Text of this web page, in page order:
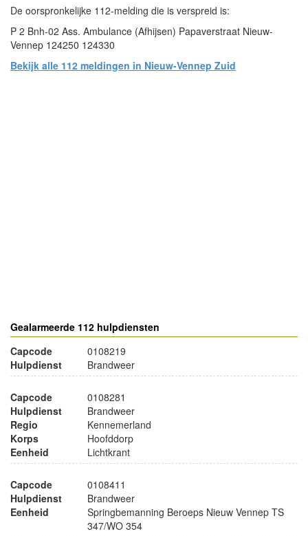
De oorspronkelijke 112-melding die is verspreid is:
P 2 Bnh-02 Ass. Ambulance (Afhijsen) Papaverstraat Nieuw-
Vennep 124250 124330
Bekijk alle 112 meldingen in Nieuw-Vennep Zuid
Gealarmeerde 112 hulpdiensten
Capcode
0108219
Hulpdienst
Brandweer
Capcode
0108281
Hulpdienst
Brandweer
Regio
Kennemerland
Korps
Hoofddorp
Eenheid
Lichtkrant
Capcode
0108411
Hulpdienst
Brandweer
Eenheid
Springbemanning Beroeps Nieuw Vennep TS
347/WO 354